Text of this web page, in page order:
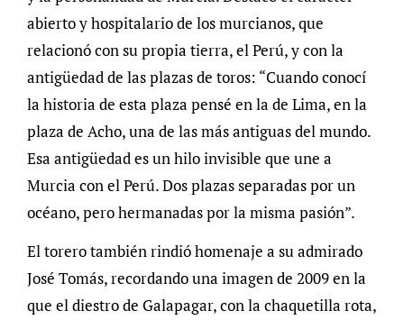
abierto y hospitalario de los murcianos, que
relacionó con su propia tierra, el Perú, y con la
antigüedad de las plazas de toros: “Cuando conocí
la historia de esta plaza pensé en la de Lima, en la
plaza de Acho, una de las más antiguas del mundo.
Esa antigüedad es un hilo invisible que une a
Murcia con el Perú. Dos plazas separadas por un
océano, pero hermanadas por la misma pasión”.
El torero también rindió homenaje a su admirado
José Tomás, recordando una imagen de 2009 en la
que el diestro de Galapagar, con la chaquetilla rota,